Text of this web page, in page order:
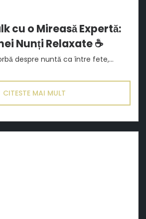
cu o Mireasă Expertă:
Nunți Relaxate ☕
despre nuntă ca între fete,...
CITESTE MAI MULT